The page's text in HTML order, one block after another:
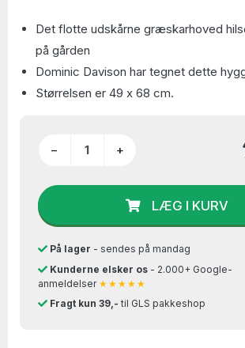
Det flotte udskårne græskarhoved
på gården
Dominic Davison har tegnet dette
Størrelsen er 49 x 68 cm.
− +
LÆG I KURV
På lager - sendes på mandag
Kunderne elsker os- 2.000+ Google-
anmeldelser ★★★★★
Fragt kun 39,- til GLS pakkeshop